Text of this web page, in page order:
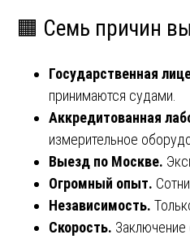
🟧 Семь причин
Государственная
принимаются судами.
Аккредитованная
измерительное
Выезд по Москве.
Огромный опыт.
Независимость.
Скорость. Заключение